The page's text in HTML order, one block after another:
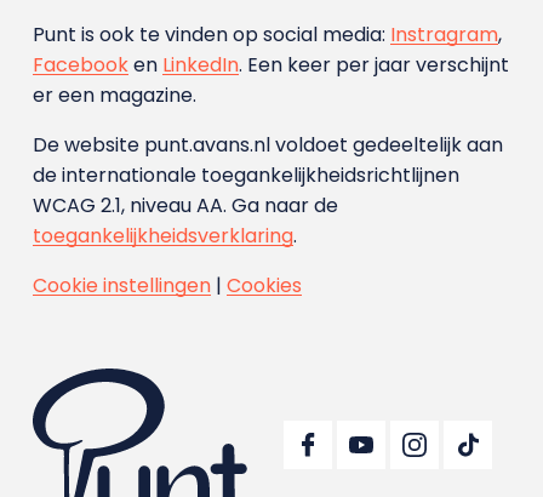
Punt is ook te vinden op social media: Instragram,
Facebooken LinkedIn. Een keer per jaar verschijnt
er een magazine.
De website punt.avans.nl voldoet gedeeltelijk aan
de internationale toegankelijkheidsrichtlijnen
WCAG 2.1, niveau AA. Ga naar de
toegankelijkheidsverklaring.
Cookie instellingen| Cookies